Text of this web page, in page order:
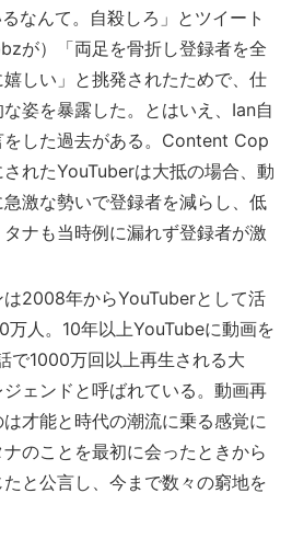
なんて。自殺しろ」とツイート
が）「両足を骨折し登録者を全
しい」と挑発されたためで、仕
姿を暴露した。とはいえ、Ian自
をした過去がある。Content Cop
れたYouTuberは大抵の場合、動
激な勢いで登録者を減らし、低
ナも当時例に漏れず登録者が激
は2008年からYouTuberとして活
万人。10年以上YouTubeに動画を
で1000万回以上再生される大
ェンドと呼ばれている。動画再
才能と時代の潮流に乗る感覚に
のことを最初に会ったときから
と公言し、今まで数々の窮地を